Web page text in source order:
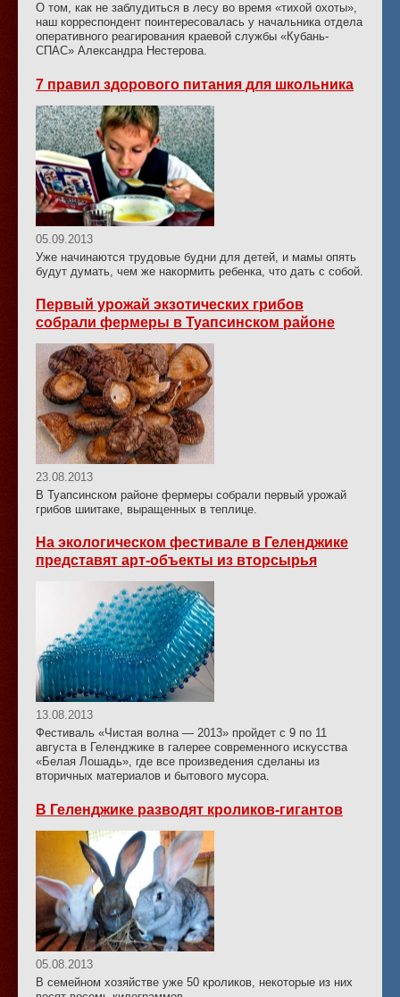
О том, как не заблудиться в лесу во время «тихой охоты»,
наш корреспондент поинтересовалась у начальника отдела
оперативного реагирования краевой службы «Кубань-
СПАС» Александра Нестерова.
7 правил здорового питания для школьника
05.09.2013
Уже начинаются трудовые будни для детей, и мамы опять
будут думать, чем же накормить ребенка, что дать с собой.
Первый урожай экзотических грибов
собрали фермеры в Туапсинском районе
23.08.2013
В Туапсинском районе фермеры собрали первый урожай
грибов шиитаке, выращенных в теплице.
На экологическом фестивале в Геленджике
представят арт-объекты из вторсырья
13.08.2013
Фестиваль «Чистая волна — 2013» пройдет с 9 по 11
августа в Геленджике в галерее современного искусства
«Белая Лошадь», где все произведения сделаны из
вторичных материалов и бытового мусора.
В Геленджике разводят кроликов-гигантов
05.08.2013
В семейном хозяйстве уже 50 кроликов, некоторые из них